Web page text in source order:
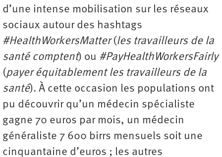
d’une intense mobilisation sur les réseaux
sociaux autour des hashtags
#HealthWorkersMatter(les travailleurs de la
santé comptent) ou #PayHealthWorkersFairly
(payer équitablement les travailleurs de la
santé). À cette occasion les populations ont
pu découvrir qu’un médecin spécialiste
gagne 70 euros par mois, un médecin
généraliste 7 600 birrs mensuels soit une
cinquantaine d’euros ; les autres